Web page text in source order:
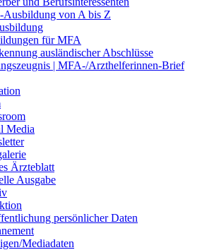
von A bis Z
für MFA
ausländischer Abschlüsse
| MFA-/Arzthelferinnen-Brief
Media
Ärzteblatt
Ausgabe
persönlicher Daten
Mediadaten